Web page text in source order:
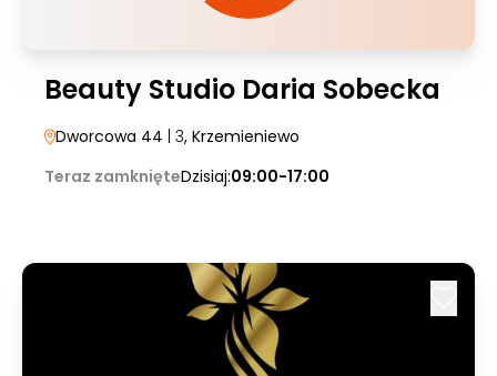
Beauty Studio Daria Sobecka
Dworcowa 44 | 3, Krzemieniewo
Teraz zamknięteDzisiaj:09:00-17:00